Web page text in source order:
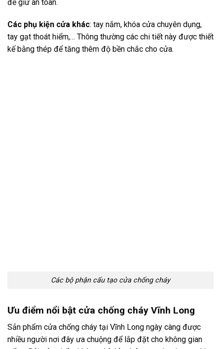
để giữ an toàn.
Các phụ kiện cửa khác: tay nắm, khóa cửa chuyên dụng,
tay gạt thoát hiểm,… Thông thường các chi tiết này được thiết
kế bằng thép để tăng thêm độ bền chắc cho cửa.
Các bộ phận cấu tạo cửa chống cháy
Ưu điểm nổi bật cửa chống cháy Vĩnh Long
Sản phẩm cửa chống cháy tại Vĩnh Long ngày càng được
nhiều người nơi đây ưa chuộng để lắp đặt cho không gian